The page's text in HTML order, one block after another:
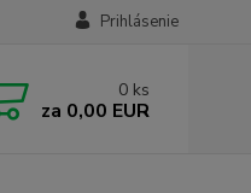
Prihlásenie
0 ks
za 0,00 EUR